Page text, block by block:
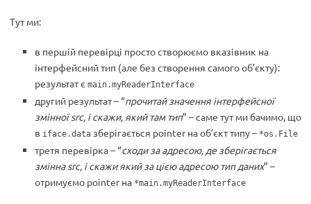
Тут ми:
в першій перевірці просто створюємо вказівник на
інтерфейсний тип (але без створення самого об’єкту):
результат є main.myReaderInterface
другий результат – “прочитай значення інтерфейсної
змінної src, і скажи, який там тип” – саме тут ми бачимо, що
в iface.data зберігається pointer на об’єкт типу – *os.File
третя перевірка – “сходи за адресою, де зберігається
змінна src, і скажи який за цією адресою тип даних” –
отримуємо pointer на *main.myReaderInterface